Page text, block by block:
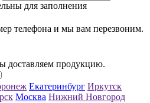
для заполнения
телефона и мы вам перезвоним.
доставляем продукцию.
Екатеринбург Иркутск
Москва Нижний Новгород